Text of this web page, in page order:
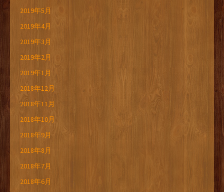
2019年5月
2019年4月
2019年3月
2019年2月
2019年1月
2018年12月
2018年11月
2018年10月
2018年9月
2018年8月
2018年7月
2018年6月